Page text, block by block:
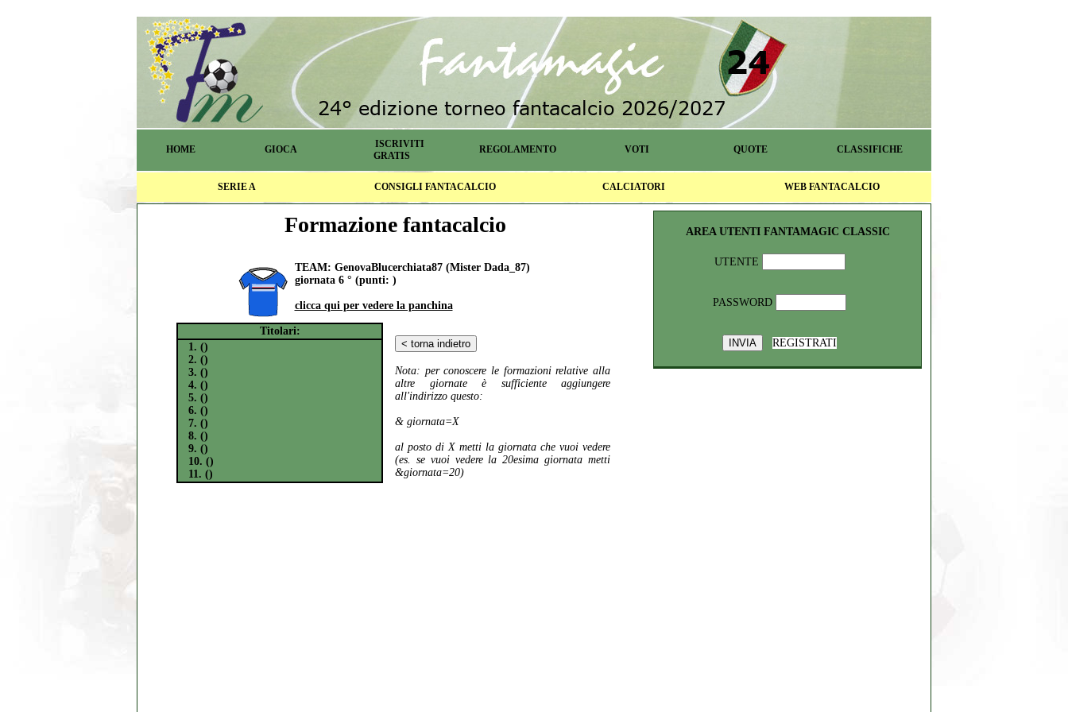
HOME GIOCA
ISCRIVITI
GRATIS
REGOLAMENTO VOTI QUOTE CLASSIFICHE
SERIE A CONSIGLI FANTACALCIO CALCIATORI WEB FANTACALCIO
Formazione fantacalcio
TEAM: GenovaBlucerchiata87 (Mister Dada_87)
giornata 6 ° (punti: )
clicca qui per vedere la panchina
Titolari:
1. ()
2. ()
3. ()
4. ()
5. ()
6. ()
7. ()
8. ()
9. ()
10. ()
11. ()
Nota: per conoscere le formazioni relative alla
altre giornate è sufficiente aggiungere
all'indirizzo questo:
& giornata=X
al posto di X metti la giornata che vuoi vedere
(es. se vuoi vedere la 20esima giornata metti
&giornata=20)
AREA UTENTI FANTAMAGIC CLASSIC
UTENTE
PASSWORD
REGISTRATI